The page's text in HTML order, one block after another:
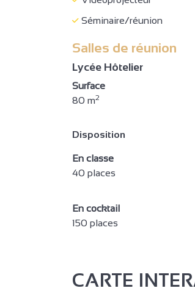
Séminaire/réunion
Salles de réunion
Lycée Hôtelier
Surface
80 m2
Disposition
En classe
40 places
En cocktail
150 places
CARTE